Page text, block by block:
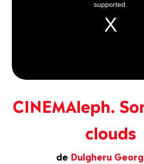
CINEMAleph.
clouds
de Dulgheru
supported.